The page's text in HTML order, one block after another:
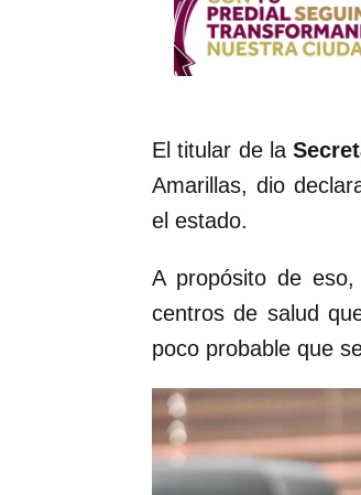
El titular de la
Amarillas, dio
el estado.
A propósito de
centros de salud
poco probable que